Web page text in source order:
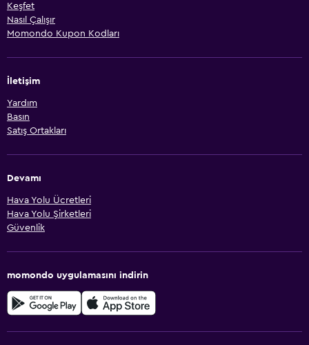
Keşfet
Nasıl Çalışır
Momondo Kupon Kodları
İletişim
Yardım
Basın
Satış Ortakları
Devamı
Hava Yolu Ücretleri
Hava Yolu Şirketleri
Güvenlik
momondo uygulamasını indirin